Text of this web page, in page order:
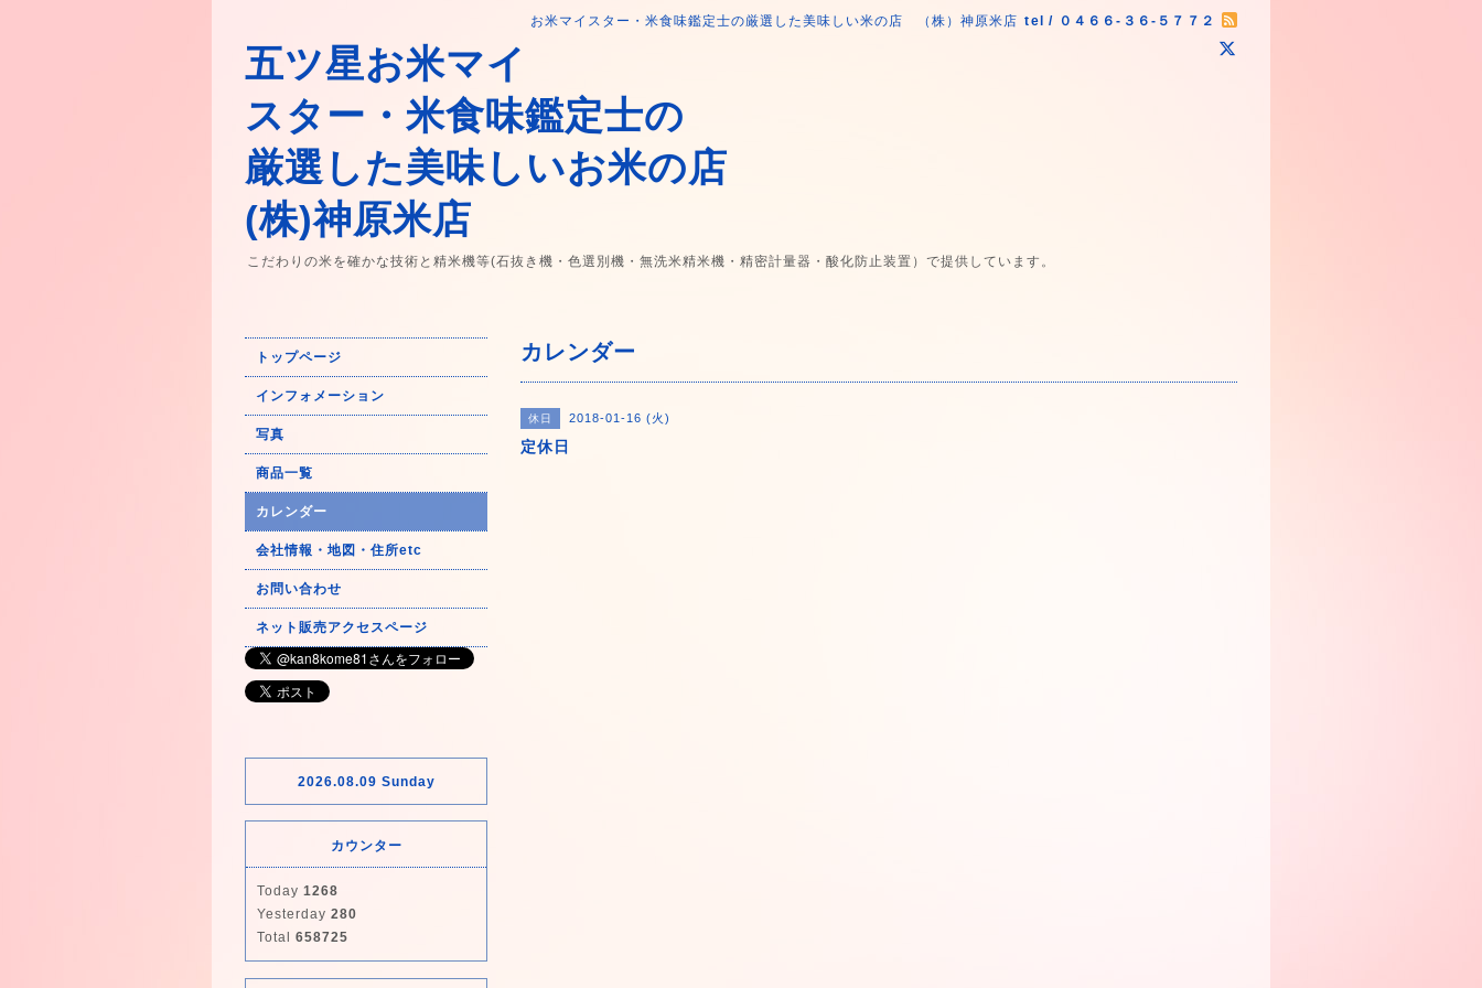
お米マイスター・米食味鑑定士の厳選した美味しい米の店 （株）神原米店 tel / ０４６６-３６-５７７２
五ツ星お米マイ
スター・米食味鑑定士の
厳選した美味しいお米の店
(株)神原米店
こだわりの米を確かな技術と精米機等(石抜き機・色選別機・無洗米精米機・精密計量器・酸化防止装置）で提供しています。
カレンダー
休日 2018-01-16 (火)
定休日
トップページ
インフォメーション
写真
商品一覧
カレンダー
会社情報・地図・住所etc
お問い合わせ
ネット販売アクセスページ
2026.08.09 Sunday
カウンター
Today 1268
Yesterday 280
Total 658725